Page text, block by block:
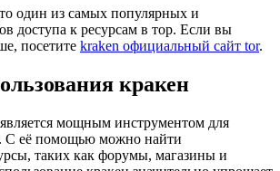
один из самых популярных и
доступа к ресурсам в тор. Если вы
посетите kraken официальный сайт tor.
кракен
мощным инструментом для
С её помощью можно найти
таких как форумы, магазины и